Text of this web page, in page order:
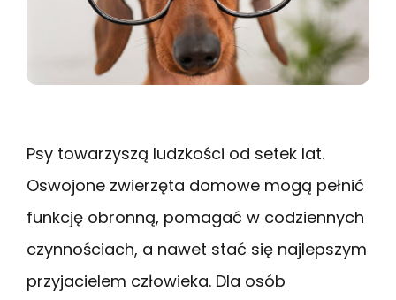
Psy towarzyszą ludzkości od setek lat.
Oswojone zwierzęta domowe mogą pełnić
funkcję obronną, pomagać w codziennych
czynnościach, a nawet stać się najlepszym
przyjacielem człowieka. Dla osób